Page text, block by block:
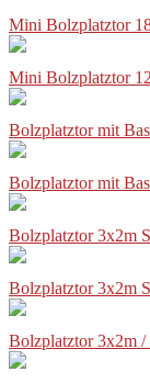
Mini Bolzplatztor
Mini Bolzplatztor
Bolzplatztor mit
Bolzplatztor mit
Bolzplatztor 3x2m
Bolzplatztor 3x2m
Bolzplatztor 3x2m